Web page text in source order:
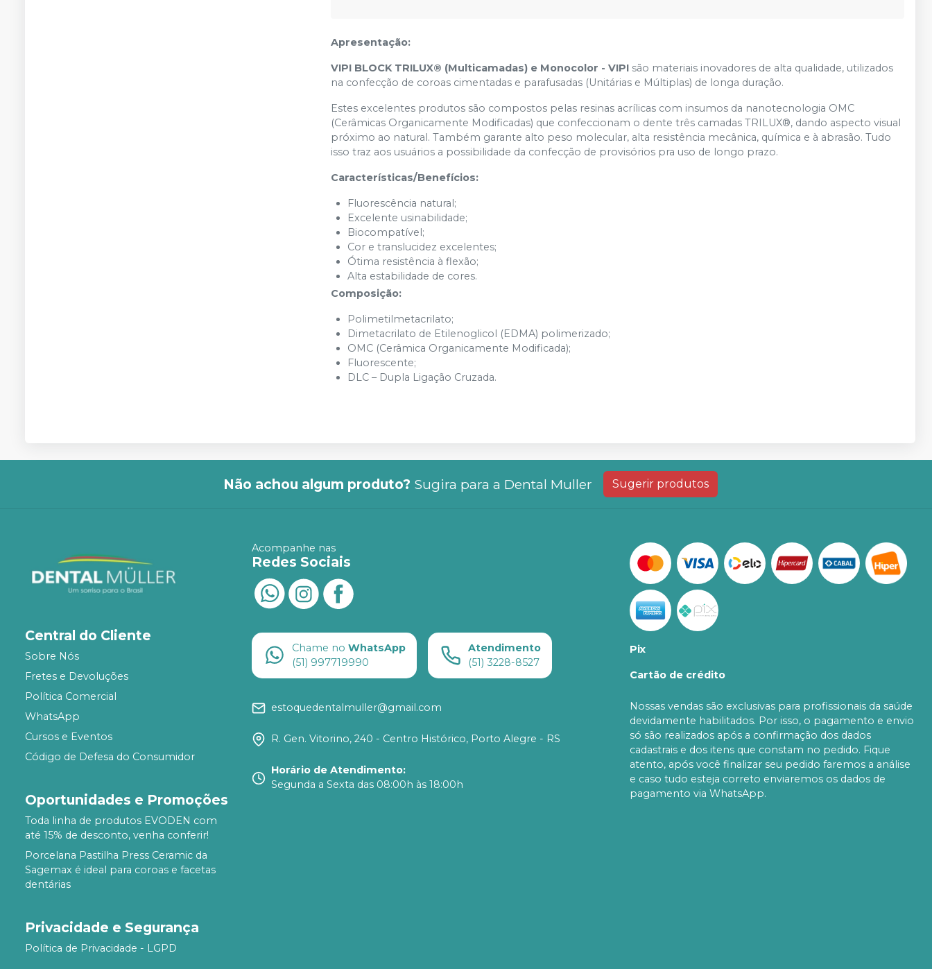
Apresentação:
VIPI BLOCK TRILUX® (Multicamadas) e Monocolor - VIPI são materiais inovadores de alta qualidade, utilizados
na confecção de coroas cimentadas e parafusadas (Unitárias e Múltiplas) de longa duração.
Estes excelentes produtos são compostos pelas resinas acrílicas com insumos da nanotecnologia OMC
(Cerâmicas Organicamente Modificadas) que confeccionam o dente três camadas TRILUX®, dando aspecto visual
próximo ao natural. Também garante alto peso molecular, alta resistência mecânica, química e à abrasão. Tudo
isso traz aos usuários a possibilidade da confecção de provisórios pra uso de longo prazo.
Características/Benefícios:
Fluorescência natural;
Excelente usinabilidade;
Biocompatível;
Cor e translucidez excelentes;
Ótima resistência à flexão;
Alta estabilidade de cores.
Composição:
Polimetilmetacrilato;
Dimetacrilato de Etilenoglicol (EDMA) polimerizado;
OMC (Cerâmica Organicamente Modificada);
Fluorescente;
DLC – Dupla Ligação Cruzada.
Não achou algum produto? Sugira para a Dental Muller Sugerir produtos
Central do Cliente
Sobre Nós
Fretes e Devoluções
Política Comercial
WhatsApp
Cursos e Eventos
Código de Defesa do Consumidor
Oportunidades e Promoções
Toda linha de produtos EVODEN com
até 15% de desconto, venha conferir!
Porcelana Pastilha Press Ceramic da
Sagemax é ideal para coroas e facetas
dentárias
Privacidade e Segurança
Política de Privacidade - LGPD
Acompanhe nas
Redes Sociais
Chame no WhatsApp
(51) 997719990
Atendimento
(51) 3228-8527
estoquedentalmuller@gmail.com
R. Gen. Vitorino, 240 - Centro Histórico, Porto Alegre - RS
Horário de Atendimento:
Segunda a Sexta das 08:00h às 18:00h
Pix
Cartão de crédito
Nossas vendas são exclusivas para profissionais da saúde
devidamente habilitados. Por isso, o pagamento e envio
só são realizados após a confirmação dos dados
cadastrais e dos itens que constam no pedido. Fique
atento, após você finalizar seu pedido faremos a análise
e caso tudo esteja correto enviaremos os dados de
pagamento via WhatsApp.